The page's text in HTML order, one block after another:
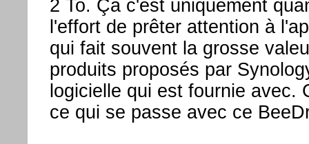
2 To. Ça c'est uniquement
l'effort de prêter attention à
qui fait souvent la grosse
produits proposés par
logicielle qui est fournie avec.
ce qui se passe avec ce